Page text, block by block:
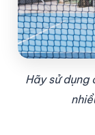
Hãy sử